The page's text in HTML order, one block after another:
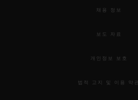
채용 정보
보도 자료
개인정보 보호
법적 고지 및 이용 약관